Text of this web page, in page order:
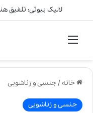
لالیک بیوتی: تلفیق
منو
خانه/جنسی و زناشویی
جنسی و زناشویی